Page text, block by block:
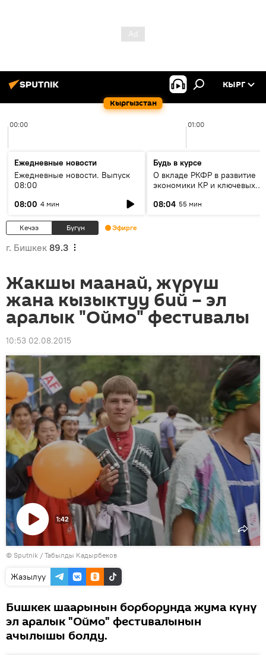
Кыргызстан
КЫРГ
00:00 01:00
Ежедневные новости
Ежедневные новости. Выпуск
08:00
08:00 4 мин
Будь в курсе
О вкладе РКФР в развитие
экономики КР и ключевых
08:04 55 мин
Кечээ Бүгүн Эфирге
г. Бишкек 89.3
Жакшы маанай, жүрүш
жана кызыктуу бий – эл
аралык "Оймо" фестивалы
10:53 02.08.2015
Видеону
көрсөтүү
1:42
© Sputnik / Табылды Кадырбеков
Жазылуу
Бишкек шаарынын борборунда жума күнү
эл аралык "Оймо" фестивалынын
ачылышы болду.